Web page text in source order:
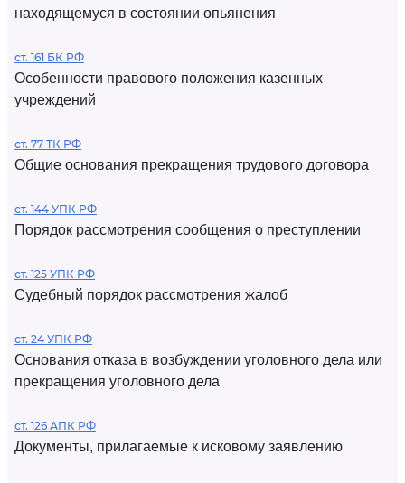
находящемуся в состоянии опьянения
ст. 161 БК РФ
Особенности правового положения казенных
учреждений
ст. 77 ТК РФ
Общие основания прекращения трудового договора
ст. 144 УПК РФ
Порядок рассмотрения сообщения о преступлении
ст. 125 УПК РФ
Судебный порядок рассмотрения жалоб
ст. 24 УПК РФ
Основания отказа в возбуждении уголовного дела или
прекращения уголовного дела
ст. 126 АПК РФ
Документы, прилагаемые к исковому заявлению